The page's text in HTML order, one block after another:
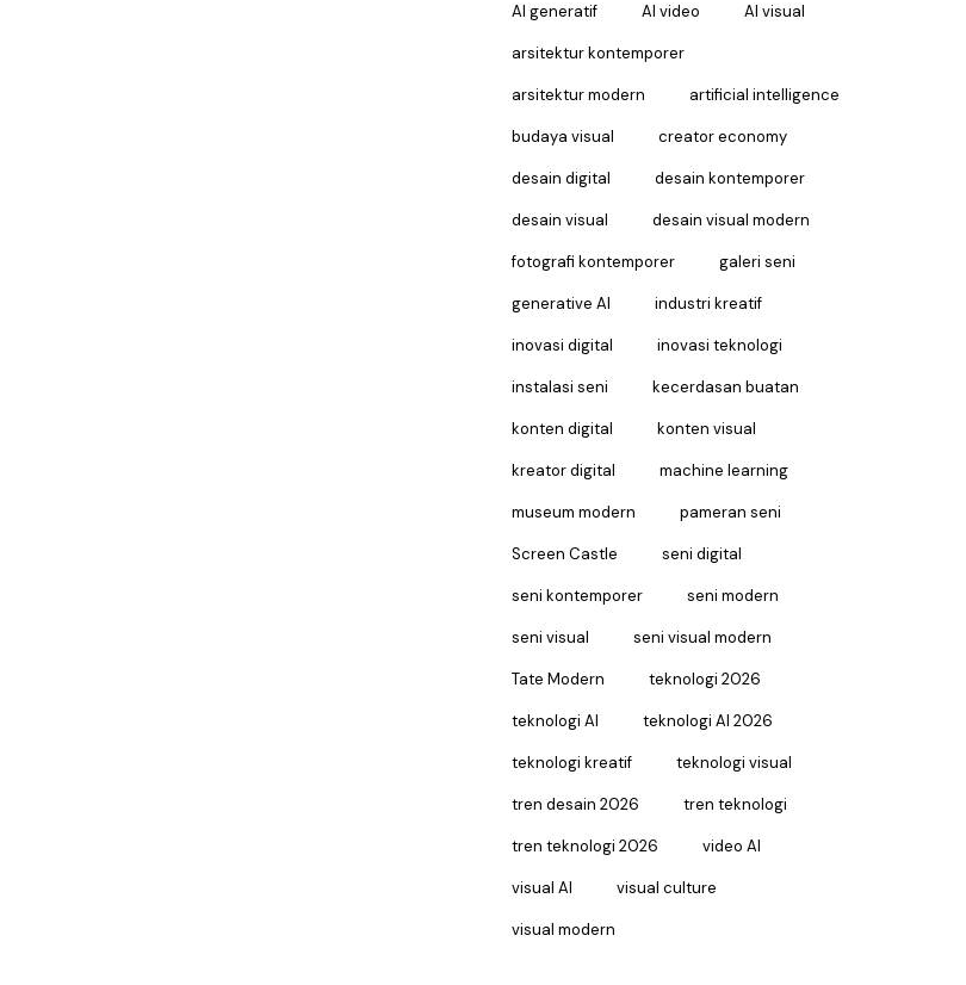
AI generatif AI video AI visual
arsitektur kontemporer
arsitektur modern artificial intelligence
budaya visual creator economy
desain digital desain kontemporer
desain visual desain visual modern
fotografi kontemporer galeri seni
generative AI industri kreatif
inovasi digital inovasi teknologi
instalasi seni kecerdasan buatan
konten digital konten visual
kreator digital machine learning
museum modern pameran seni
Screen Castle seni digital
seni kontemporer seni modern
seni visual seni visual modern
Tate Modern teknologi 2026
teknologi AI teknologi AI 2026
teknologi kreatif teknologi visual
tren desain 2026 tren teknologi
tren teknologi 2026 video AI
visual AI visual culture
visual modern